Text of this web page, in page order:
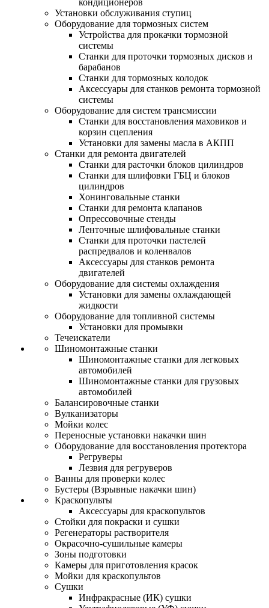
кондиционеров
Установки обслуживания ступиц
Оборудование для тормозных систем
Устройства для прокачки тормозной
системы
Станки для проточки тормозных дисков и
барабанов
Станки для тормозных колодок
Аксессуары для станков ремонта тормозной
системы
Оборудование для систем трансмиссии
Станки для восстановления маховиков и
корзин сцепления
Установки для замены масла в АКПП
Станки для ремонта двигателей
Станки для расточки блоков цилиндров
Станки для шлифовки ГБЦ и блоков
цилиндров
Хонинговальные станки
Станки для ремонта клапанов
Опрессовочные стенды
Ленточные шлифовальные станки
Станки для проточки пастелей
распредвалов и коленвалов
Аксессуары для станков ремонта
двигателей
Оборудование для системы охлаждения
Установки для замены охлаждающей
жидкости
Оборудование для топливной системы
Установки для промывки
Течеискатели
Шиномонтажные станки
Шиномонтажные станки для легковых
автомобилей
Шиномонтажные станки для грузовых
автомобилей
Балансировочные станки
Вулканизаторы
Мойки колес
Переносные установки накачки шин
Оборудование для восстановления протектора
Регруверы
Лезвия для регруверов
Ванны для проверки колес
Бустеры (Взрывные накачки шин)
Краскопульты
Аксессуары для краскопультов
Стойки для покраски и сушки
Регенераторы растворителя
Окрасочно-сушильные камеры
Зоны подготовки
Камеры для приготовления красок
Мойки для краскопультов
Сушки
Инфракрасные (ИК) сушки